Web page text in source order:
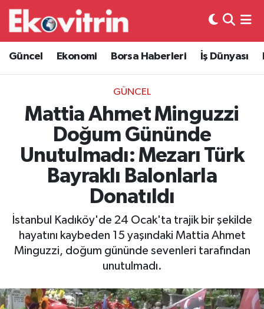
Güncel Ekonomi Borsa Haberleri İş Dünyası
GÜNCEL
Mattia Ahmet Minguzzi
Doğum Gününde
Unutulmadı: Mezarı Türk
Bayraklı Balonlarla
Donatıldı
İstanbul Kadıköy'de 24 Ocak'ta trajik bir şekilde
hayatını kaybeden 15 yaşındaki Mattia Ahmet
Minguzzi, doğum gününde sevenleri tarafından
unutulmadı.
Güncel
Ekonomi
Borsa Haberleri
İş Dünyası
Lojistik
Asayiş
Magazin
Hava Durumu
Trafik Durumu
Süper Lig Puan Durumu ve Fikstür
Tüm Manşetler
Son Dakika Haberleri